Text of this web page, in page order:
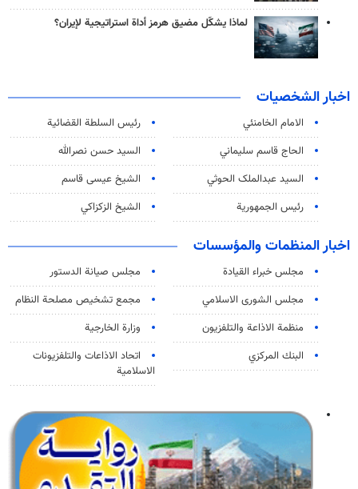
لماذا يشكّل مضيق هرمز أداة استراتيجية لإيران؟
اخبار الشخصيات
الامام الخامنئي
رئیس السلطة القضائیة
الحاج قاسم سليماني
السيد حسن نصرالله
السید عبدالملک الحوثي
الشيخ عيسى قاسم
رئيس الجمهورية
الشيخ الزكزاكي
اخبار المنظمات والمؤسسات
مجلس خبراء القيادة
مجلس صيانة الدستور
مجلس الشورى الاسلامي
مجمع تشخيص مصلحة النظام
منظمة الاذاعة والتلفزیون
وزارة الخارجية
البنك المركزي
اتحاد الاذاعات والتلفزيونات
الاسلامية